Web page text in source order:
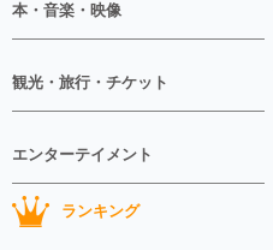
本・音楽・映像
観光・旅行・チケット
エンターテイメント
ランキング